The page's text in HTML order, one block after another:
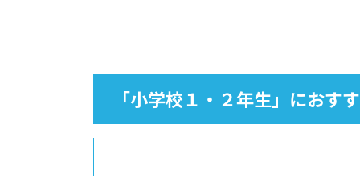
「小学校１・２年生」におす